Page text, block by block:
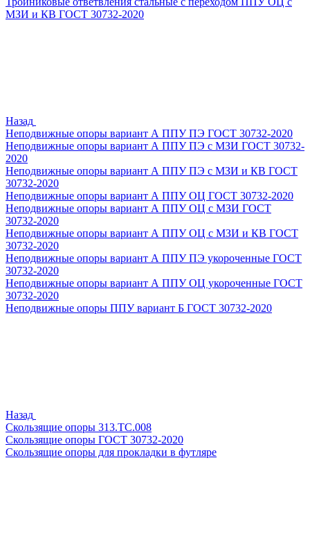
МЗИ и КВ ГОСТ 30732-2020
Назад
Неподвижные опоры вариант А ППУ ПЭ ГОСТ 30732-2020
Неподвижные опоры вариант А ППУ ПЭ с МЗИ ГОСТ 30732-
2020
Неподвижные опоры вариант А ППУ ПЭ с МЗИ и КВ ГОСТ
30732-2020
Неподвижные опоры вариант А ППУ ОЦ ГОСТ 30732-2020
Неподвижные опоры вариант А ППУ ОЦ с МЗИ ГОСТ
30732-2020
Неподвижные опоры вариант А ППУ ОЦ с МЗИ и КВ ГОСТ
30732-2020
Неподвижные опоры вариант А ППУ ПЭ укороченные ГОСТ
30732-2020
Неподвижные опоры вариант А ППУ ОЦ укороченные ГОСТ
30732-2020
Неподвижные опоры ППУ вариант Б ГОСТ 30732-2020
Назад
Скользящие опоры 313.ТС.008
Скользящие опоры ГОСТ 30732-2020
Скользящие опоры для прокладки в футляре